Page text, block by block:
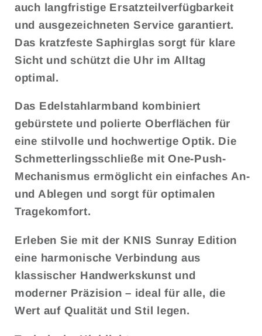
auch langfristige Ersatzteilverfügbarkeit
und ausgezeichneten Service garantiert.
Das kratzfeste Saphirglas sorgt für klare
Sicht und schützt die Uhr im Alltag
optimal.
Das Edelstahlarmband kombiniert
gebürstete und polierte Oberflächen für
eine stilvolle und hochwertige Optik. Die
Schmetterlingsschließe mit One-Push-
Mechanismus ermöglicht ein einfaches An-
und Ablegen und sorgt für optimalen
Tragekomfort.
Erleben Sie mit der KNIS Sunray Edition
eine harmonische Verbindung aus
klassischer Handwerkskunst und
moderner Präzision – ideal für alle, die
Wert auf Qualität und Stil legen.